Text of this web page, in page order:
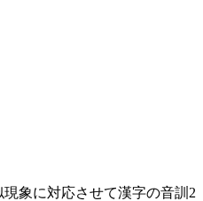
象に対応させて漢字の音訓2